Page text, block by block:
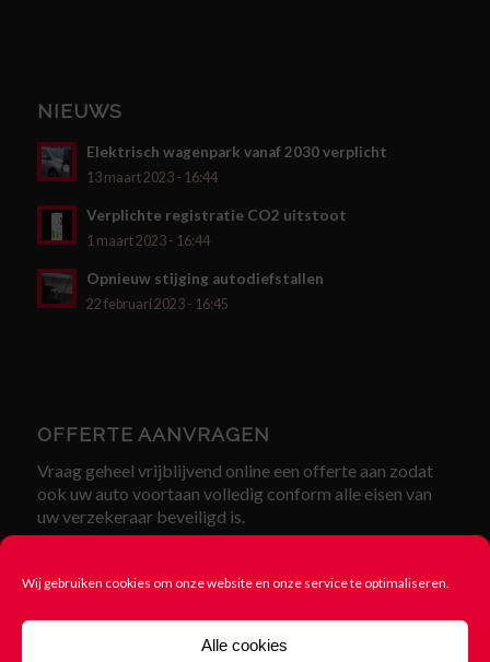
Wij gebruiken cookies om onze website en onze service te optimaliseren.
Alle cookies
NIEUWS
Elektrisch wagenpark vanaf 2030 verplicht
13 maart 2023 - 16:44
Verplichte registratie CO2 uitstoot
1 maart 2023 - 16:44
Opnieuw stijging autodiefstallen
22 februari 2023 - 16:45
OFFERTE AANVRAGEN
Vraag geheel vrijblijvend online een offerte aan zodat
ook uw auto voortaan volledig conform alle eisen van
uw verzekeraar beveiligd is.